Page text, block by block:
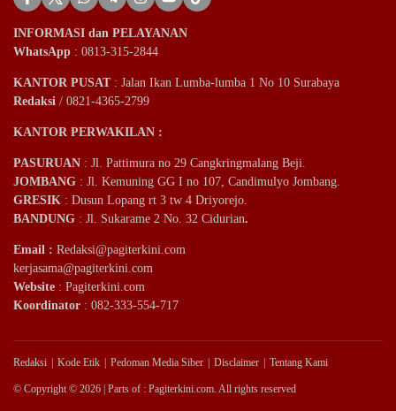
INFORMASI dan PELAYANAN
WhatsApp : 0813-315-2844
KANTOR PUSAT: Jalan Ikan Lumba-lumba 1 No 10 Surabaya
Redaksi / 0821-4365-2799
KANTOR PERWAKILAN :
PASURUAN : Jl. Pattimura no 29 Cangkringmalang Beji.
JOMBANG : Jl. Kemuning GG I no 107, Candimulyo Jombang.
GRESIK : Dusun Lopang rt 3 tw 4 Driyorejo.
BANDUNG : Jl. Sukarame 2 No. 32 Cidurian.
Email : Redaksi@pagiterkini.com
kerjasama@pagiterkini.com
Website : Pagiterkini.com
Koordinator : 082-333-554-717
Redaksi Kode Etik Pedoman Media Siber Disclaimer Tentang Kami
© Copyright © 2026 | Parts of : Pagiterkini.com. All rights reserved